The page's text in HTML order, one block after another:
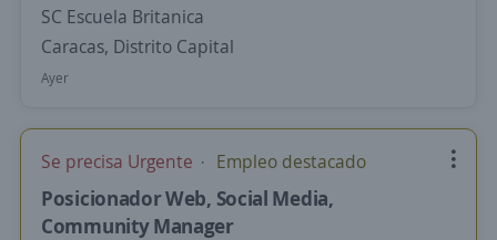
SC Escuela Britanica
Caracas, Distrito Capital
Ayer
Se precisa Urgente Empleo destacado
Posicionador Web, Social Media,
Community Manager